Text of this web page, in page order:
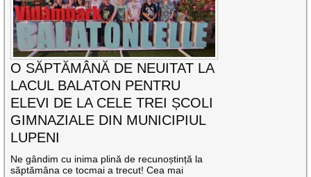
O SĂPTĂMÂNĂ DE NEUITAT LA
LACUL BALATON PENTRU
ELEVI DE LA CELE TREI ȘCOLI
GIMNAZIALE DIN MUNICIPIUL
LUPENI
Ne gândim cu inima plină de recunoștință la
săptămâna ce tocmai a trecut! Cea mai